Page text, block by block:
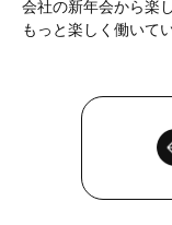
会社の新年会から楽
もっと楽しく働いて